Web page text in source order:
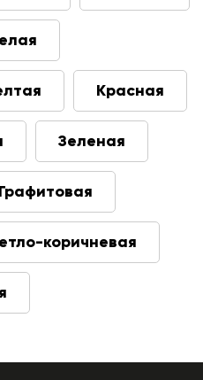
Красная
Зеленая
Графитовая
коричневая